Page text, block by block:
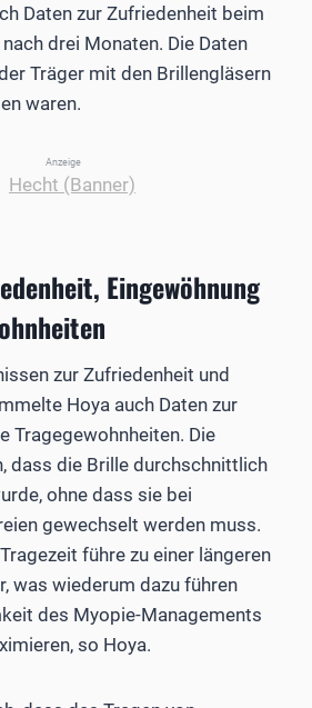
Daten zur Zufriedenheit beim
drei Monaten. Die Daten
Träger mit den Brillengläsern
waren.
Anzeige
Eingewöhnung
zur Zufriedenheit und
Hoya auch Daten zur
Tragegewohnheiten. Die
dass die Brille durchschnittlich
ohne dass sie bei
gewechselt werden muss.
führe zu einer längeren
was wiederum dazu führen
des Myopie-Managements
so Hoya.